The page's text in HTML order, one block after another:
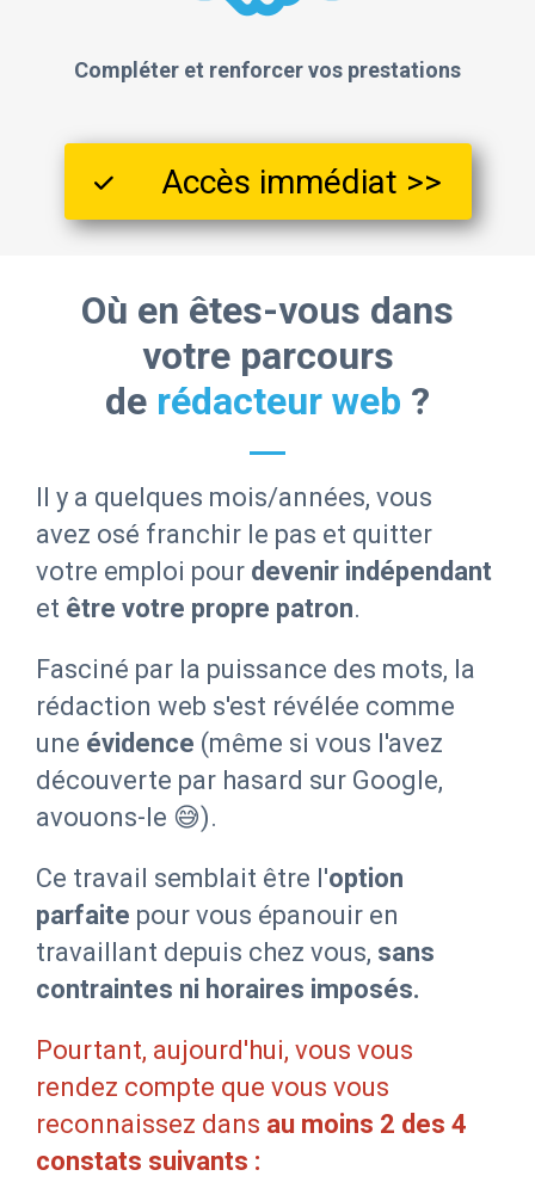
Compléter et renforcer vos prestations
Accès immédiat >>
Où en êtes-vous dans
votre parcours
de rédacteur web ?
Il y a quelques mois/années, vous
avez osé franchir le pas et quitter
votre emploi pour devenir indépendant
et être votre propre patron.
Fasciné par la puissance des mots, la
rédaction web s'est révélée comme
une évidence (même si vous l'avez
découverte par hasard sur Google,
avouons-le 😅).
Ce travail semblait être l'option
parfaite pour vous épanouir en
travaillant depuis chez vous, sans
contraintes ni horaires imposés.
Pourtant, aujourd'hui, vous vous
rendez compte que vous vous
reconnaissez dans au moins 2 des 4
constats suivants :